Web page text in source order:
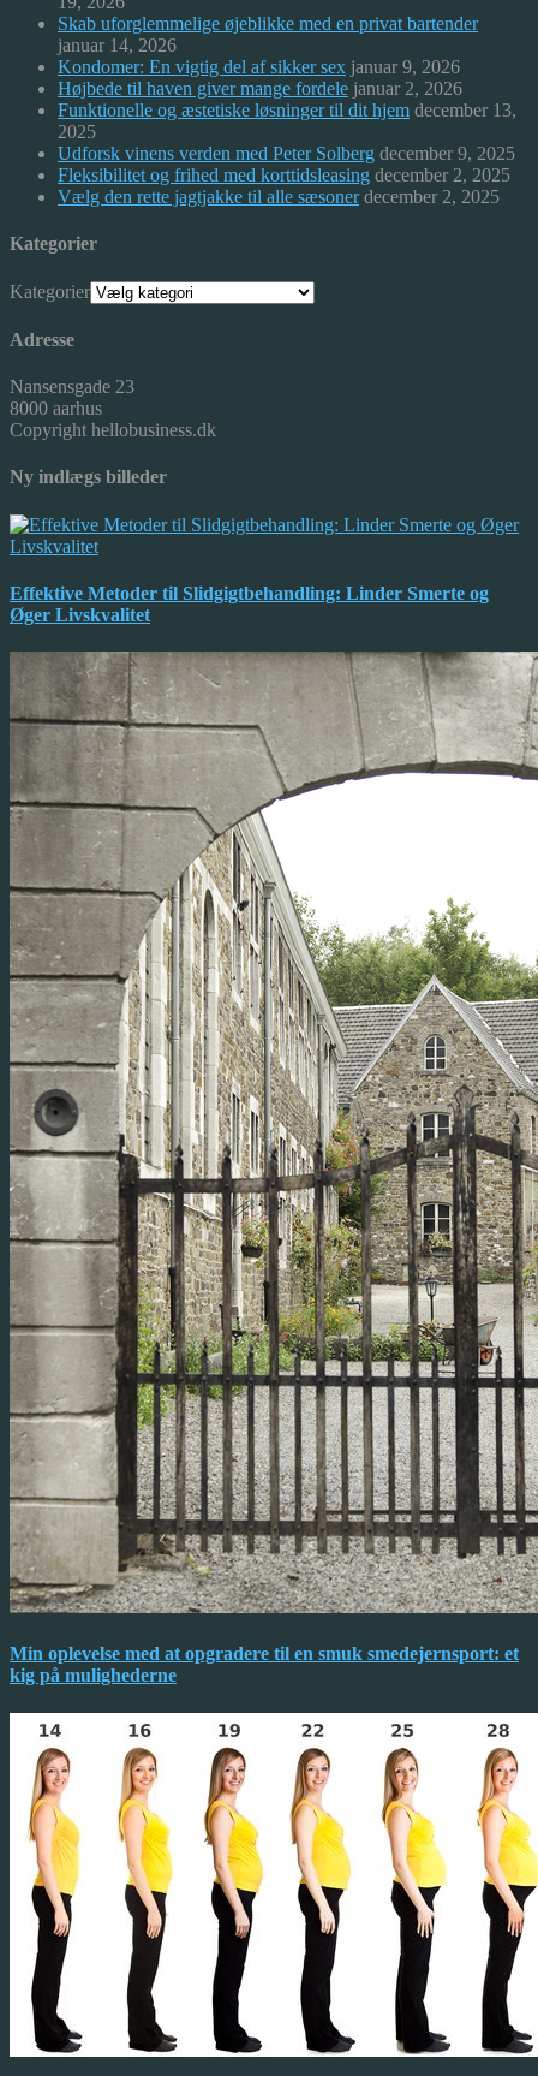
Skab uforglemmelige øjeblikke med en privat bartender
januar 14, 2026
Kondomer: En vigtig del af sikker sex januar 9, 2026
Højbede til haven giver mange fordele januar 2, 2026
Funktionelle og æstetiske løsninger til dit hjem december 13,
2025
Udforsk vinens verden med Peter Solberg december 9, 2025
Fleksibilitet og frihed med korttidsleasing december 2, 2025
Vælg den rette jagtjakke til alle sæsoner december 2, 2025
Kategorier
Kategorier
Adresse
Nansensgade 23
8000 aarhus
Copyright hellobusiness.dk
Ny indlægs billeder
Effektive Metoder til Slidgigtbehandling: Linder Smerte og
Øger Livskvalitet
Min oplevelse med at opgradere til en smuk smedejernsport: et
kig på mulighederne